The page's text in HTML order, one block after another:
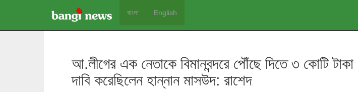
বাংলা English
আ.লীগের এক নেতাকে বিমানবন্দরে পৌঁছে দিতে ৩ কোটি টাকা
দাবি করেছিলেন হান্নান মাসউদ: রাশেদ